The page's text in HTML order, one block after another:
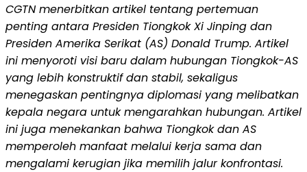
CGTN menerbitkan artikel tentang pertemuan
penting antara Presiden Tiongkok Xi Jinping dan
Presiden Amerika Serikat (AS) Donald Trump. Artikel
ini menyoroti visi baru dalam hubungan Tiongkok-AS
yang lebih konstruktif dan stabil, sekaligus
menegaskan pentingnya diplomasi yang melibatkan
kepala negara untuk mengarahkan hubungan. Artikel
ini juga menekankan bahwa Tiongkok dan AS
memperoleh manfaat melalui kerja sama dan
mengalami kerugian jika memilih jalur konfrontasi.